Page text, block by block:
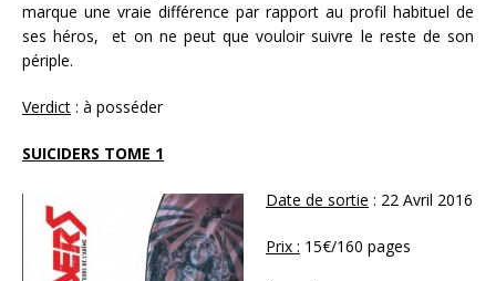
marque une vraie différence par rapport au profil habituel de
ses héros, et on ne peut que vouloir suivre le reste de son
périple.
Verdict : à posséder
SUICIDERS TOME 1
Date de sortie : 22 Avril 2016
Prix : 15€/160 pages